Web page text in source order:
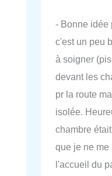
- Bonne idée
c'est un peu
à soigner
devant les
pr la route
isolée.
chambre
que je ne me
l'accueil du